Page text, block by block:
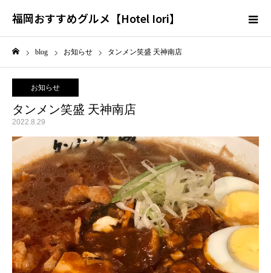
福岡おすすめグルメ【Hotel Iori】
blog お知らせ タンメン笑盛 天神南店
お知らせ
タンメン笑盛 天神南店
2022.8.29